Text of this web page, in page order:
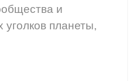
и
уголков планеты,